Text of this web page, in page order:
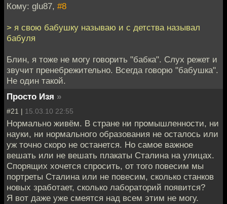
Кому: glu87, #8
> я свою бабушку называю и с детства называл
бабуля
Блин, я тоже не могу говорить "бабка". Слух режет и
звучит пренебрежительно. Всегда говорю "бабушка".
Не один такой.
Просто Изя »
#21 | 15.03.10 22:55
Нормально живём. В стране ни промышленности, ни
науки, ни нормального образования не осталось или
уж точно скоро не останется. Но самое важное
вешать или не вешать плакаты Сталина на улицах.
Спорящих хочется спросить, от того повесим мы
портреты Сталина или не повесим, сколько станков
новых зработает, сколько лабораторий появится?
Я вот даже уже смеятся над всем этим не могу.